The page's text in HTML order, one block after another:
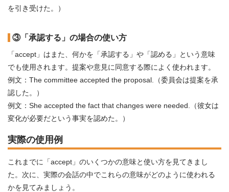
を引き受けた。）
③「承認する」の場合の使い方
「accept」はまた、何かを「承認する」や「認める」という意味
でも使用されます。提案や意見に同意する際によく使われます。
例文：The committee accepted the proposal.（委員会は提案を承
認した。）
例文：She accepted the fact that changes were needed.（彼女は
変化が必要だという事実を認めた。）
実際の使用例
これまでに「accept」のいくつかの意味と使い方を見てきまし
た。次に、実際の会話の中でこれらの意味がどのように使われる
かを見てみましょう。